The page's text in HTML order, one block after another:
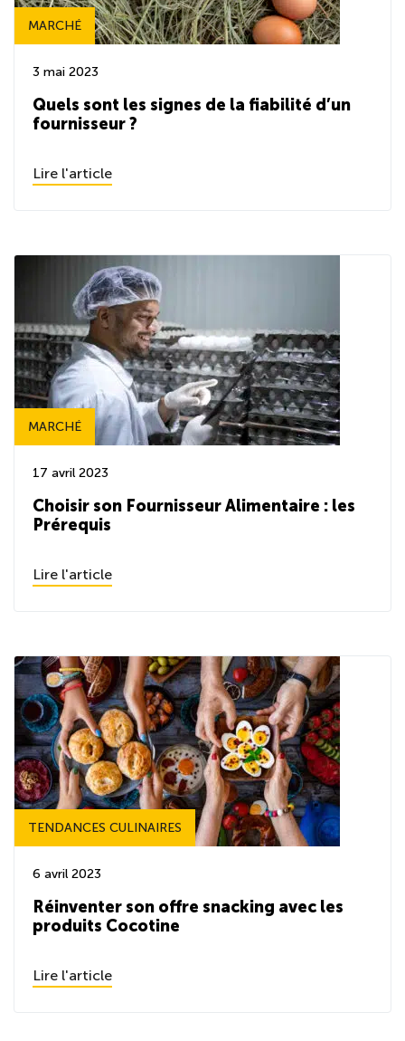
MARCHÉ
3 mai 2023
Quels sont les signes de la fiabilité d’un
fournisseur ?
Lire l'article
MARCHÉ
17 avril 2023
Choisir son Fournisseur Alimentaire : les
Prérequis
Lire l'article
TENDANCES CULINAIRES
6 avril 2023
Réinventer son offre snacking avec les
produits Cocotine
Lire l'article